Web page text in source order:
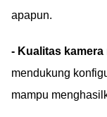
apapun.
- Kualitas
mendukung
mampu